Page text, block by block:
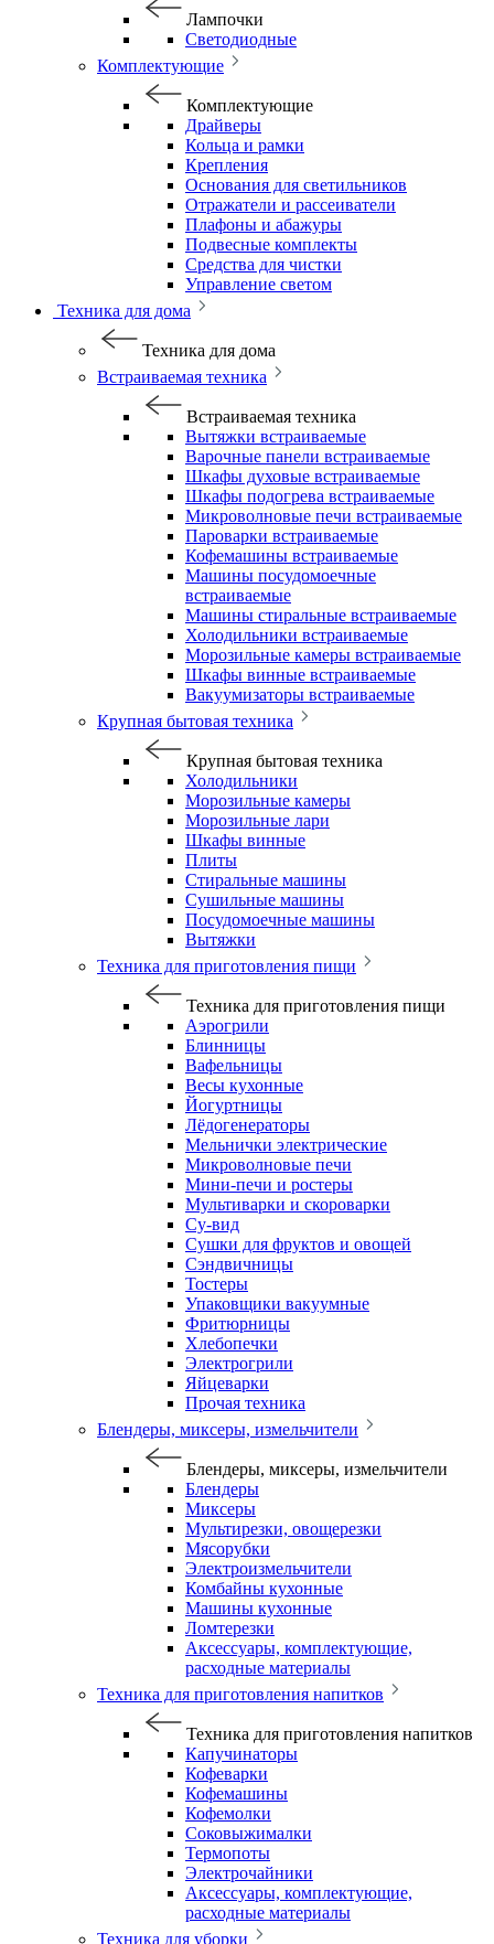
Лампочки
Светодиодные
Комплектующие
Комплектующие
Драйверы
Кольца и рамки
Крепления
Основания для светильников
Отражатели и рассеиватели
Плафоны и абажуры
Подвесные комплекты
Средства для чистки
Управление светом
Техника для дома
Техника для дома
Встраиваемая техника
Встраиваемая техника
Вытяжки встраиваемые
Варочные панели встраиваемые
Шкафы духовые встраиваемые
Шкафы подогрева встраиваемые
Микроволновые печи встраиваемые
Пароварки встраиваемые
Кофемашины встраиваемые
Машины посудомоечные
встраиваемые
Машины стиральные встраиваемые
Холодильники встраиваемые
Морозильные камеры встраиваемые
Шкафы винные встраиваемые
Вакуумизаторы встраиваемые
Крупная бытовая техника
Крупная бытовая техника
Холодильники
Морозильные камеры
Морозильные лари
Шкафы винные
Плиты
Стиральные машины
Сушильные машины
Посудомоечные машины
Вытяжки
Техника для приготовления пищи
Техника для приготовления пищи
Аэрогрили
Блинницы
Вафельницы
Весы кухонные
Йогуртницы
Лёдогенераторы
Мельнички электрические
Микроволновые печи
Мини-печи и ростеры
Мультиварки и скороварки
Су-вид
Сушки для фруктов и овощей
Сэндвичницы
Тостеры
Упаковщики вакуумные
Фритюрницы
Хлебопечки
Электрогрили
Яйцеварки
Прочая техника
Блендеры, миксеры, измельчители
Блендеры, миксеры, измельчители
Блендеры
Миксеры
Мультирезки, овощерезки
Мясорубки
Электроизмельчители
Комбайны кухонные
Машины кухонные
Ломтерезки
Аксессуары, комплектующие,
расходные материалы
Техника для приготовления напитков
Техника для приготовления напитков
Капучинаторы
Кофеварки
Кофемашины
Кофемолки
Соковыжималки
Термопоты
Электрочайники
Аксессуары, комплектующие,
расходные материалы
Техника для уборки